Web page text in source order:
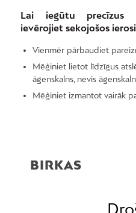
Lai iegūtu precīzus
ievērojiet sekojošos
Vienmēr pārbaudiet
Mēģiniet lietot līdzīgus
āgenskalns, nevis
Mēģiniet izmantot vairāk
BIRKAS